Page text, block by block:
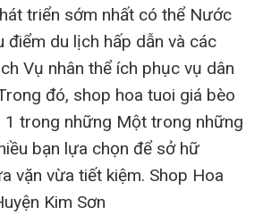
triển sớm nhất có thể Nước
điểm du lịch hấp dẫn và các
Vụ nhân thể ích phục vụ dân
đó, shop hoa tuoi giá bèo
1 trong những Một trong những
bạn lựa chọn để sở hữ
vặn vừa tiết kiệm. Shop Hoa
Kim Sơn